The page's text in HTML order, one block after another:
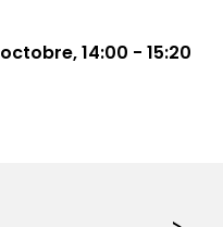
octobre, 14:00 - 15:20